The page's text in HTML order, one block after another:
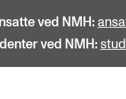
ved NMH:
ved NMH: